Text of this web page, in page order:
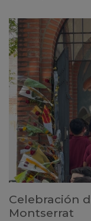
Celebración
Montserrat